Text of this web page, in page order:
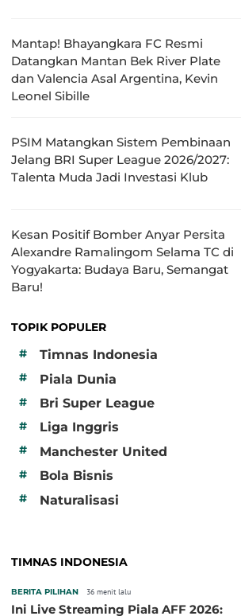
Mantap! Bhayangkara FC Resmi
Datangkan Mantan Bek River Plate
dan Valencia Asal Argentina, Kevin
Leonel Sibille
PSIM Matangkan Sistem Pembinaan
Jelang BRI Super League 2026/2027:
Talenta Muda Jadi Investasi Klub
Kesan Positif Bomber Anyar Persita
Alexandre Ramalingom Selama TC di
Yogyakarta: Budaya Baru, Semangat
Baru!
TOPIK POPULER
#
Timnas Indonesia
# Piala Dunia
# Bri Super League
# Liga Inggris
# Manchester United
# Bola Bisnis
# Naturalisasi
TIMNAS INDONESIA
BERITA PILIHAN 36 menit lalu
Ini Live Streaming Piala AFF 2026: